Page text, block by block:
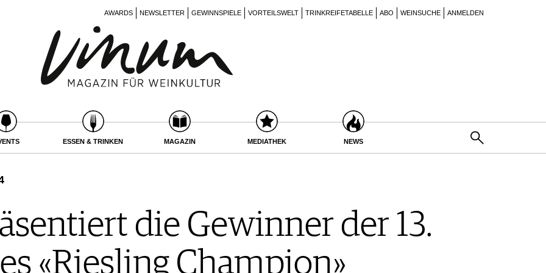
AWARDS NEWSLETTER GEWINNSPIELE VORTEILSWELT TRINKREIFETABELLE ABO WEINSUCHE ANMELDEN
ESSEN & TRINKEN MAGAZIN MEDIATHEK NEWS
die Gewinner der 13.
«Riesling Champion»